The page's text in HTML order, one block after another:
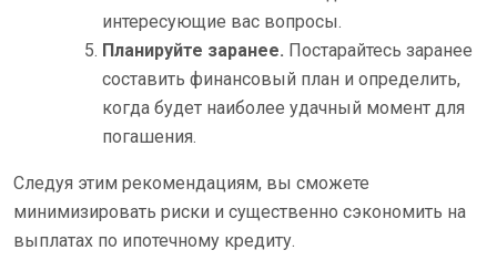
интересующие вас вопросы.
Планируйте заранее. Постарайтесь заранее
составить финансовый план и определить,
когда будет наиболее удачный момент для
погашения.
Следуя этим рекомендациям, вы сможете
минимизировать риски и существенно сэкономить на
выплатах по ипотечному кредиту.